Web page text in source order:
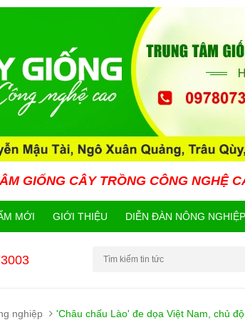
CÂY TRỒNG CÔNG NGHỆ CAO -
MỚI GIỚI THIỆU DIỄN ĐÀN NÔNG NGHIỆP
nghiệp 'Châu chấu Lào' đe dọa Việt Nam, chủ